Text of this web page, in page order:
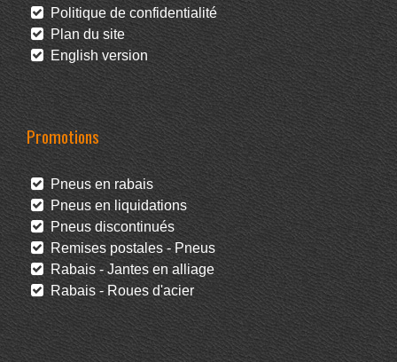
Politique de confidentialité
Plan du site
English version
Promotions
Pneus en rabais
Pneus en liquidations
Pneus discontinués
Remises postales - Pneus
Rabais - Jantes en alliage
Rabais - Roues d'acier